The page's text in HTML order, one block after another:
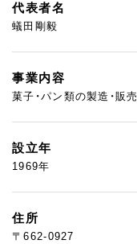
代表者名
蟻田剛毅
事業内容
菓子・パン類の製造・販
設立年
1969年
住所
〒662-0927